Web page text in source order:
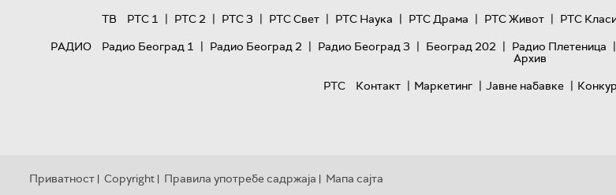
ТВ
РТС 1 | РТС 2 | РТС 3 | РТС Свет | РТС Наука | РТС Драма | РТС Живот | РТС
РАДИО
Радио Београд 1 | Радио Београд 2 | Радио Београд 3 | Београд 202 | Радио Плетеница |
Архив
РТС
Контакт | Маркетинг | Јавне набавке |
Приватност | Copyright | Правила употребе садржаја | Мапа сајта